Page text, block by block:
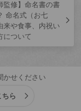
監修】命名書の書
命名式（お七
来や食事、内祝い
について
かせください
ちら